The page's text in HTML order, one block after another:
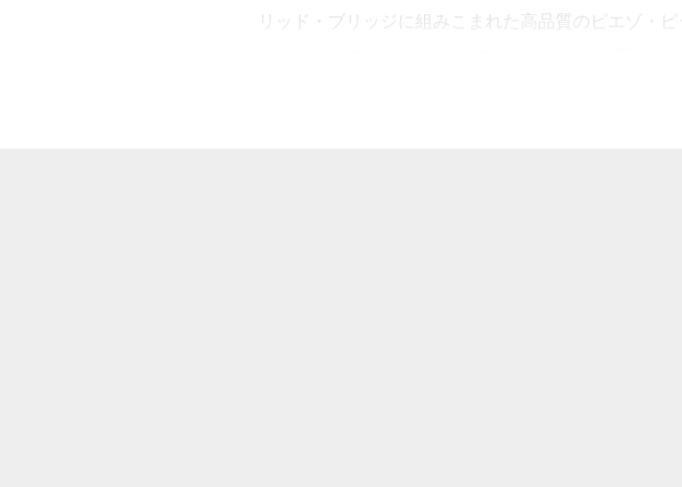
リッド・ブリッジに組みこまれた高品質のピエゾ・
ローカットのトリムポットでボトムエンドを正確にフ